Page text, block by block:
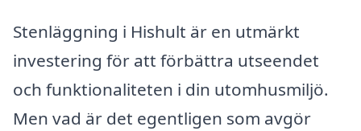
Stenläggning i Hishult är en utmärkt
investering för att förbättra utseendet
och funktionaliteten i din utomhusmiljö.
Men vad är det egentligen som avgör